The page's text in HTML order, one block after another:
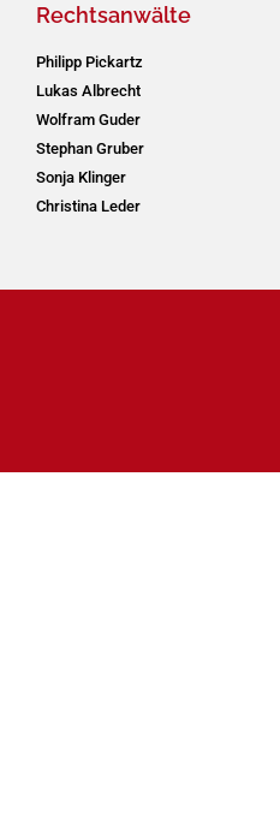
Rechtsanwälte
Philipp Pickartz
Lukas Albrecht
Wolfram Guder
Stephan Gruber
Sonja Klinger
Christina Leder